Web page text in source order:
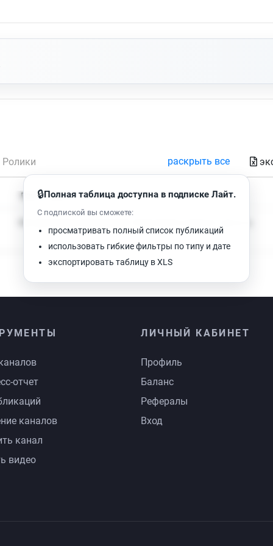
Ролики раскрыть все
Просмотров Время чтения
🔒Полная таблица доступна в подписке Лайт.
С подпиской вы сможете:
просматривать полный список публикаций
использовать гибкие фильтры по типу и дате
экспортировать таблицу в XLS
отчет
каналов
канал
видео
ЛИЧНЫЙ КАБИНЕТ
Профиль
Баланс
Рефералы
Вход